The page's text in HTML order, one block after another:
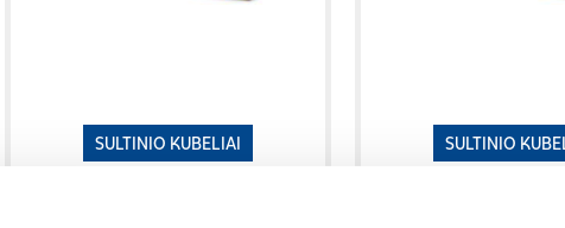
SULTINIO KUBELIAI SULTINIO